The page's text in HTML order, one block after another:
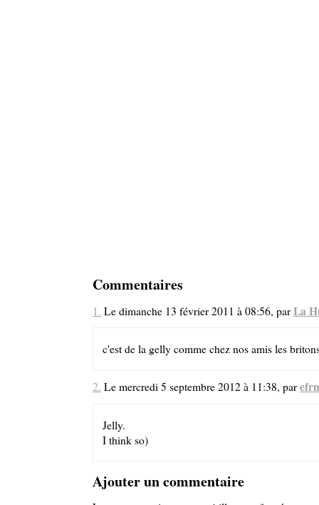
Commentaires
1. Le dimanche 13 février 2011 à 08:56, parLa
c'est de la gelly comme chez nos amis les
2. Le mercredi 5 septembre 2012 à 11:38, par
Jelly.
I think so)
Ajouter un commentaire